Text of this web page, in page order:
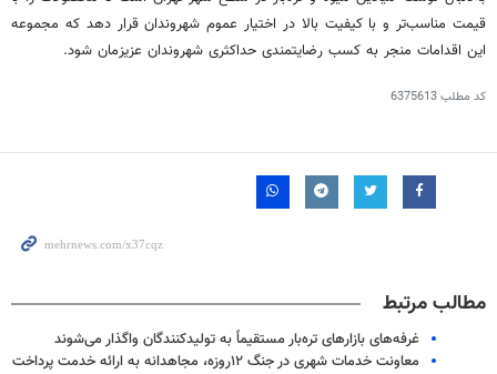
قیمت مناسب‌تر و با کیفیت بالا در اختیار عموم شهروندان قرار دهد که مجموعه
این اقدامات منجر به کسب رضایتمندی حداکثری شهروندان عزیزمان شود.
کد مطلب6375613
مطالب مرتبط
غرفه‌های بازارهای ‌تره‌بار مستقیماً به تولیدکنندگان واگذار می‌شوند
معاونت خدمات شهری در جنگ ۱۲روزه، مجاهدانه به ارائه خدمت پرداخت